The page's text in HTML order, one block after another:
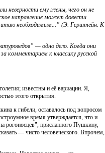
неверности ему жены, чего он не
направление может довести
необходимым...” (Э. Герштейн. К
— одно дело. Когда они
комментарием к классику русской
известны и её вариации. Я,
этого открытия.
к гибели, оставалось под вопросом
время утверждается, что и
рогоносцев", присланного Пушкину,
— чисто человеческого. Впрочем,